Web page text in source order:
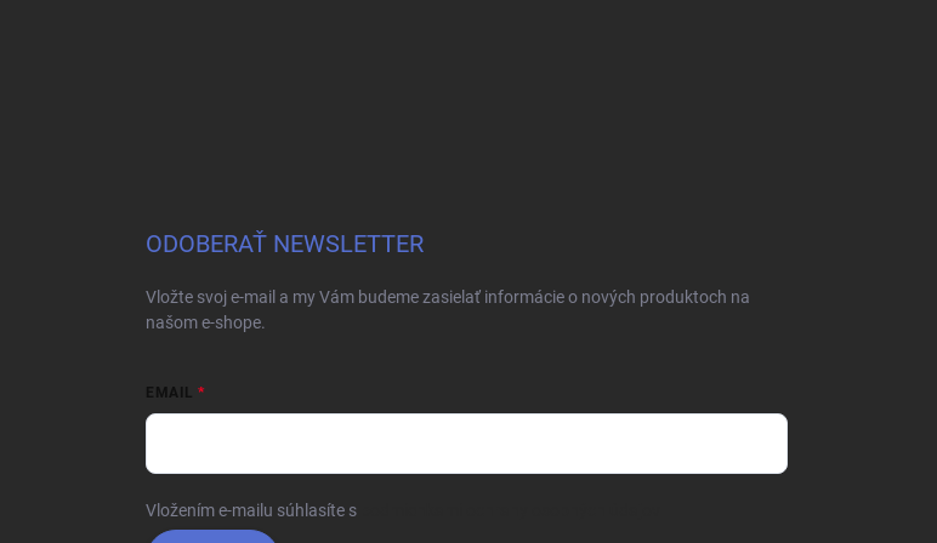
ODOBERAŤ NEWSLETTER
Vložte svoj e-mail a my Vám budeme zasielať informácie o nových produktoch na
našom e-shope.
EMAIL
Vložením e-mailu súhlasíte s